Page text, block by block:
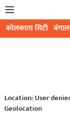
कोलकाता सिटी बंगाल
Location: User
Geolocation